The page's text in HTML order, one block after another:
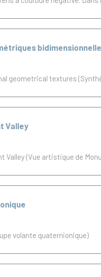
geometrical textures
Valley
Valley (Vue artistique de
volante quaternionique)